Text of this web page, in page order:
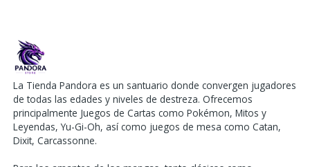
La Tienda Pandora es un santuario donde convergen jugadores
de todas las edades y niveles de destreza. Ofrecemos
principalmente Juegos de Cartas como Pokémon, Mitos y
Leyendas, Yu-Gi-Oh, así como juegos de mesa como Catan,
Dixit, Carcassonne.